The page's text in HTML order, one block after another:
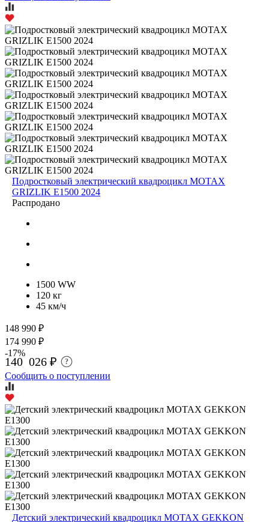
Подростковый электрический квадроцикл MOTAX
GRIZLIK E1500 2024
Распродано
1500 WW
120 кг
45 км/ч
148 990 ₽
174 990 ₽
-17%
140 026 ₽ ?
Сообщить о поступлении
Детский электрический квадроцикл MOTAX GEKKON